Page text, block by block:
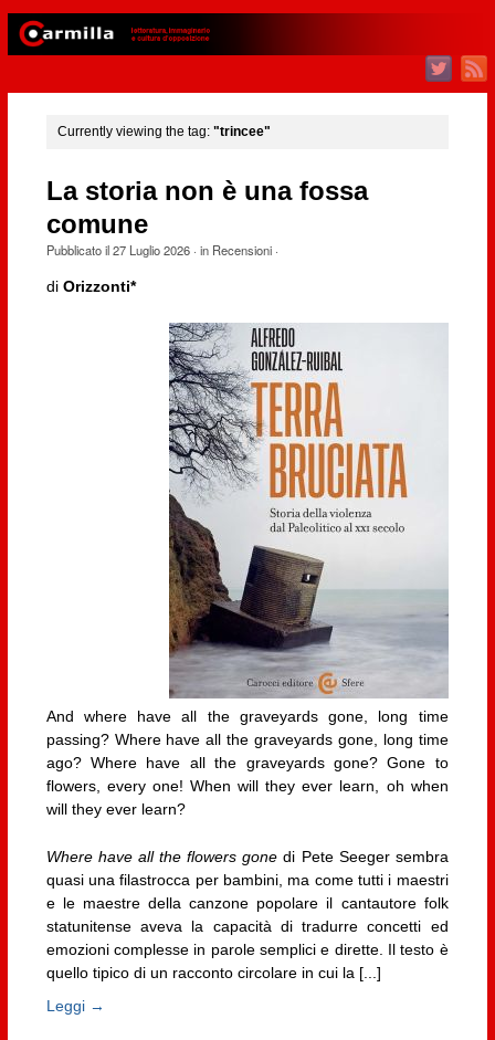
Currently viewing the tag: "trincee"
La storia non è una fossa
comune
Pubblicato il27 Luglio 2026· in Recensioni·
di Orizzonti*
And where have all the graveyards gone, long time
passing? Where have all the graveyards gone, long time
ago? Where have all the graveyards gone? Gone to
flowers, every one! When will they ever learn, oh when
will they ever learn?
Where have all the flowers gone di Pete Seeger sembra
quasi una filastrocca per bambini, ma come tutti i maestri
e le maestre della canzone popolare il cantautore folk
statunitense aveva la capacità di tradurre concetti ed
emozioni complesse in parole semplici e dirette. Il testo è
quello tipico di un racconto circolare in cui la [...]
Leggi →